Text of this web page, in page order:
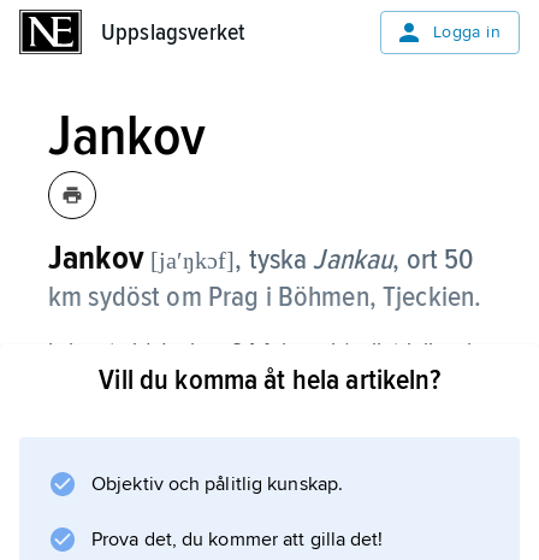
Uppslagsverket Logga in
Jankov
Jankov [jaʹŋkɔf], tyskaJankau, ort 50
km sydöst om Prag i Böhmen, Tjeckien.
I slaget vid Jankov 24 februari (enligt julianska
kalendern, 6 mars enligt gregorianska
ett lättrörligt artilleri om 80 pjäser besegrade
general Hatzfeld.
Vill du komma åt hela artikeln?
Objektiv och pålitlig kunskap.
Prova det, du kommer att gilla det!